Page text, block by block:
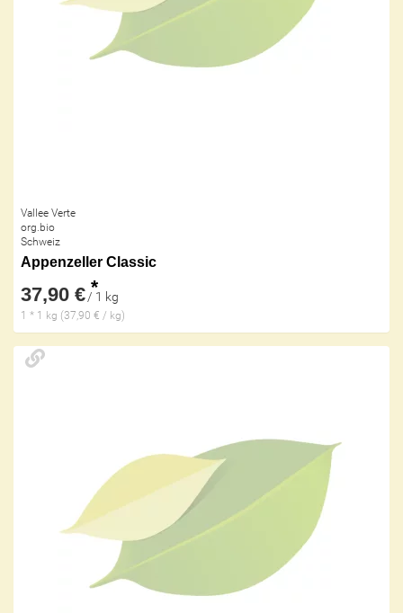
Vallee Verte
org.bio
Schweiz
Appenzeller Classic
37,90 € *
/ 1 kg
1 * 1 kg (37,90 € / kg)